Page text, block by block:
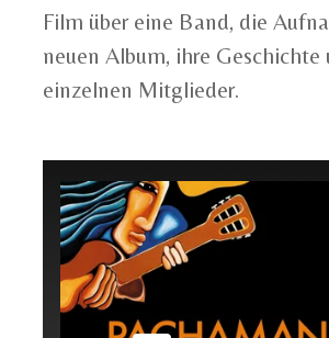
Film über eine Band, die
neuen Album, ihre Geschichte
einzelnen Mitglieder.